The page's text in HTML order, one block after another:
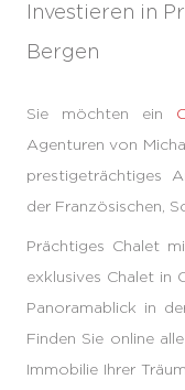
Investieren in
Bergen
Sie möchten ein
Agenturen von
prestigeträchtiges
der Französischen,
Prächtiges Chalet
exklusives Chalet in
Panoramablick in
Finden Sie online
Immobilie Ihrer